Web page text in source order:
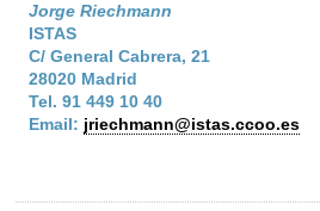
Jorge Riechmann
ISTAS
C/ General Cabrera, 21
28020 Madrid
Tel. 91 449 10 40
Email: jriechmann@istas.ccoo.es